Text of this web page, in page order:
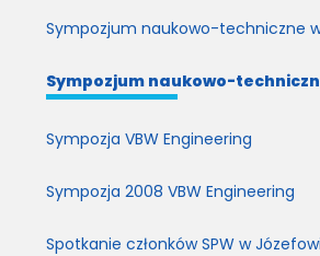
Sympozjum naukowo-techniczne
Sympozjum naukowo-
Sympozja VBW Engineering
Sympozja 2008 VBW Engineering
Spotkanie członków SPW w